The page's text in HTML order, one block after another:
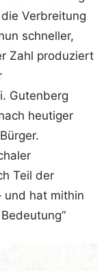
Verbreitung
schneller,
Zahl produziert
Gutenberg
heutiger
Teil der
und hat mithin